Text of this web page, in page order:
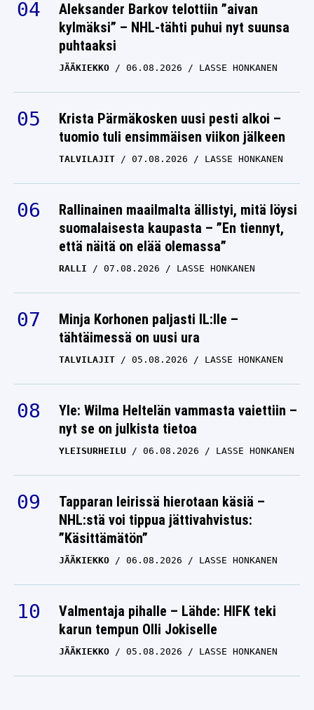
Aleksander Barkov telottiin ”aivan
kylmäksi” – NHL-tähti puhui nyt suunsa
puhtaaksi
JÄÄKIEKKO 06.08.2026 LASSE HONKANEN
Krista Pärmäkosken uusi pesti alkoi –
tuomio tuli ensimmäisen viikon jälkeen
TALVILAJIT 07.08.2026 LASSE HONKANEN
Rallinainen maailmalta ällistyi, mitä löysi
suomalaisesta kaupasta – ”En tiennyt,
että näitä on elää olemassa”
RALLI 07.08.2026 LASSE HONKANEN
Minja Korhonen paljasti IL:lle –
tähtäimessä on uusi ura
TALVILAJIT 05.08.2026 LASSE HONKANEN
Yle: Wilma Heltelän vammasta vaiettiin –
nyt se on julkista tietoa
YLEISURHEILU 06.08.2026 LASSE HONKANEN
Tapparan leirissä hierotaan käsiä –
NHL:stä voi tippua jättivahvistus:
”Käsittämätön”
JÄÄKIEKKO 06.08.2026 LASSE HONKANEN
Valmentaja pihalle – Lähde: HIFK teki
karun tempun Olli Jokiselle
JÄÄKIEKKO 05.08.2026 LASSE HONKANEN